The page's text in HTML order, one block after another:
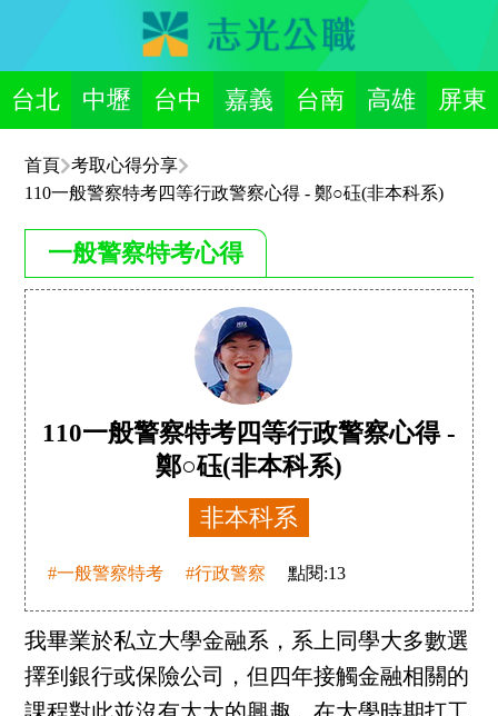
台北 中壢 台中 嘉義 台南 高雄 屏東
首頁
考取心得分享
110一般警察特考四等行政警察心得 - 鄭○砡(非本科系)
一般警察特考心得
110一般警察特考四等行政警察心得 -
鄭○砡(非本科系)
非本科系
#一般警察特考 #行政警察 點閱:13
我畢業於私立大學金融系，系上同學大多數選
擇到銀行或保險公司，但四年接觸金融相關的